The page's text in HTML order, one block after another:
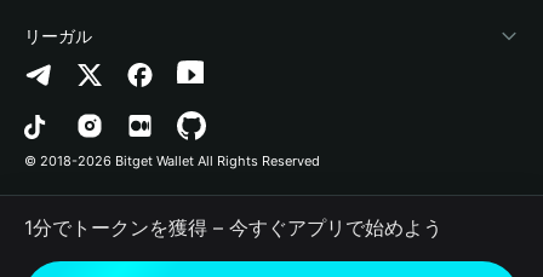
お問い合わせ
ブランドリソース
キャリア
Altcoin Season Index
Prediction Markets
DApp
RWA
プロジェクトを掲載
認証検出
コントラクト検出
一括送金
Arbitrum
Avalanche
Bitcoin
Polygon
リーガル
プライバシーポリシー
利用規約
© 2018-2026 Bitget Wallet All Rights Reserved
1分でトークンを獲得 – 今すぐアプリで始めよう